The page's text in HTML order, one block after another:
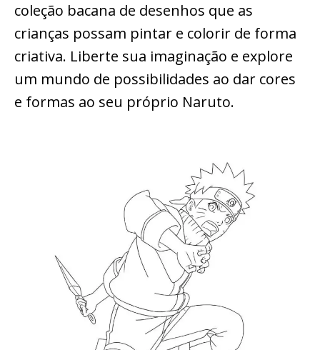
coleção bacana de desenhos que as
crianças possam pintar e colorir de forma
criativa. Liberte sua imaginação e explore
um mundo de possibilidades ao dar cores
e formas ao seu próprio Naruto.